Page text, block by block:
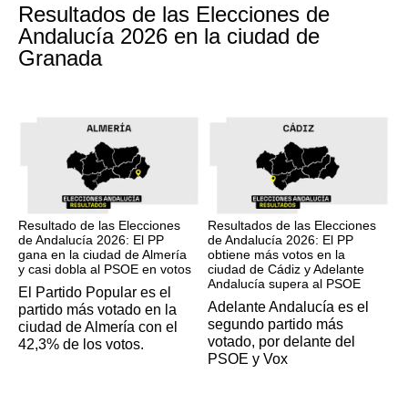
Resultados de las Elecciones de
Andalucía 2026 en la ciudad de
Granada
Resultado de las Elecciones
de Andalucía 2026: El PP
gana en la ciudad de Almería
y casi dobla al PSOE en votos
El Partido Popular es el
partido más votado en la
ciudad de Almería con el
42,3% de los votos.
Resultados de las Elecciones
de Andalucía 2026: El PP
obtiene más votos en la
ciudad de Cádiz y Adelante
Andalucía supera al PSOE
Adelante Andalucía es el
segundo partido más
votado, por delante del
PSOE y Vox